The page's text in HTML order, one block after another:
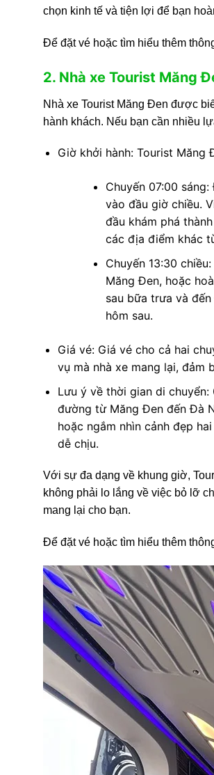
chọn kinh tế và tiện lợi để bạn
Để đặt vé hoặc tìm hiểu thêm
2. Nhà xe Tourist Măng
Nhà xe Tourist Măng Đen được
hành khách. Nếu bạn cần nhiều
Giờ khởi hành: Tourist Măng
Chuyến 07:00
vào đầu giờ chiều.
đầu khám phá
các địa điểm khác
Chuyến 13:30
Măng Đen, hoặc
sau bữa trưa và
hôm sau.
Giá vé: Giá vé cho cả hai
vụ mà nhà xe mang lại, đảm
Lưu ý về thời gian di
đường từ Măng Đen đến Đà
hoặc ngắm nhìn cảnh đẹp
dễ chịu.
Với sự đa dạng về khung giờ,
không phải lo lắng về việc bỏ lỡ
mang lại cho bạn.
Để đặt vé hoặc tìm hiểu thêm